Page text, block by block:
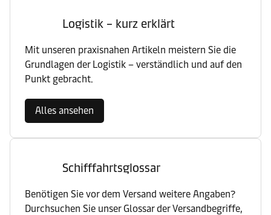
Logistik – kurz erklärt
Mit unseren praxisnahen Artikeln meistern Sie die
Grundlagen der Logistik – verständlich und auf den
Punkt gebracht.
Alles ansehen
Schifffahrtsglossar
Benötigen Sie vor dem Versand weitere Angaben?
Durchsuchen Sie unser Glossar der Versandbegriffe,